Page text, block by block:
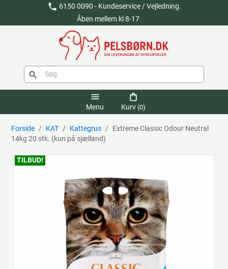
phone 6150 0090 - Kundeservice / Vejledning.
Åben mellem kl 8-17
search
menu
Menu
shopping_bag
Kurv (0)
Forside KAT Kattegrus
Extreme Classic Odour Neutral
14kg 20 stk. (kun på sjælland)
TILBUD!